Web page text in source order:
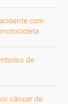
com
de
câncer de